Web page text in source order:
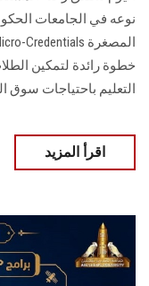
نوعه في الجامعات
خطوة رائدة لتمكين
التعليم باحتياجات سوق
اقرأ المزيد